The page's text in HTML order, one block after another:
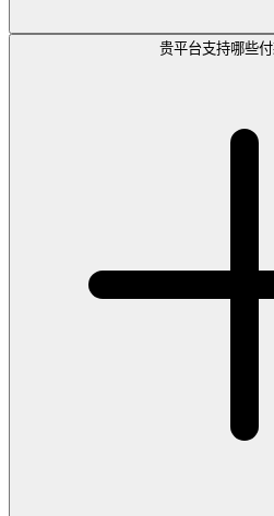
贵平台支持哪些付